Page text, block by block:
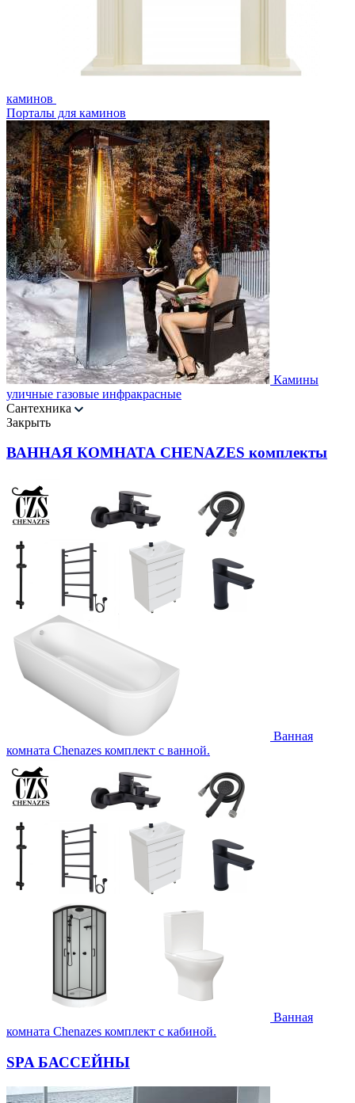
каминов
Порталы для каминов
Камины
уличные газовые инфракрасные
Сантехника
Закрыть
ВАННАЯ КОМНАТА CHENAZES комплекты
Ванная
комната Chenazes комплект с ванной.
Ванная
комната Chenazes комплект с кабиной.
SPA БАССЕЙНЫ